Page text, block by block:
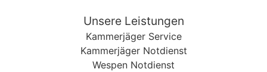
Unsere Leistungen
Kammerjäger Service
Kammerjäger Notdienst
Wespen Notdienst